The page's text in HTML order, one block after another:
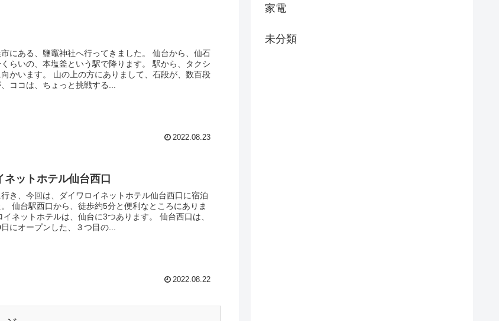
ある、鹽竈神社へ行ってきました。 仙台から、仙石
いの、本塩釜という駅で降ります。 駅から、タクシ
にありまして、石段が、数百段
ココは、ちょっと挑戦する...
2022.08.23
ネットホテル仙台西口
き、今回は、ダイワロイネットホテル仙台西口に宿泊
仙台駅西口から、徒歩約5分と便利なところにありま
にオープンした、３つ目の...
2022.08.22
家電
未分類